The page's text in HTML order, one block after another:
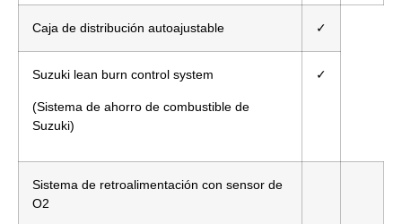
Caja de distribución autoajustable ✓
Suzuki lean burn control system
(Sistema de ahorro de combustible de
Suzuki)
✓
Sistema de retroalimentación con sensor de
O2